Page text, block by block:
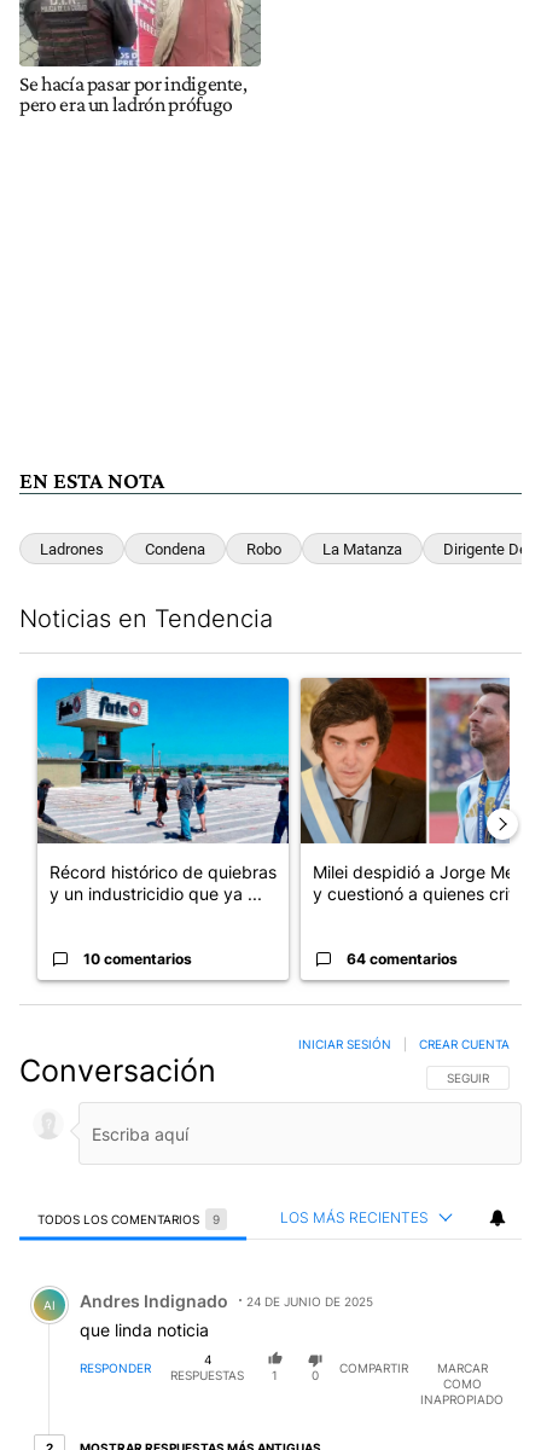
Se hacía pasar por indigente,
pero era un ladrón prófugo
EN ESTA NOTA
Ladrones Condena Robo La Matanza Dirigente De
Noticias en Tendencia
Un artículo de tendencia con el título "Récord histórico de
Récord histórico de quiebras
y un industricidio que ya ...
10 comentarios
Un artículo de tendencia con
Milei despidió a Jorge Messi
y cuestionó a quienes crit...
64 comentarios
Conversación SIGA ESTA
SEGUIR
INICIAR SESIÓN CREAR CUENTA
TODOS LOS COMENTARIOS 9 LOS MÁS RECIENTES
Comentario de Andres Indignado.
AI Andres Indignado 24 DE JUNIO DE 2025
que linda noticia
RESPONDER
4
RESPUESTAS
1 0
COMPARTIR
MARCAR
COMO
INAPROPIADO
2 respuestas más antiguas